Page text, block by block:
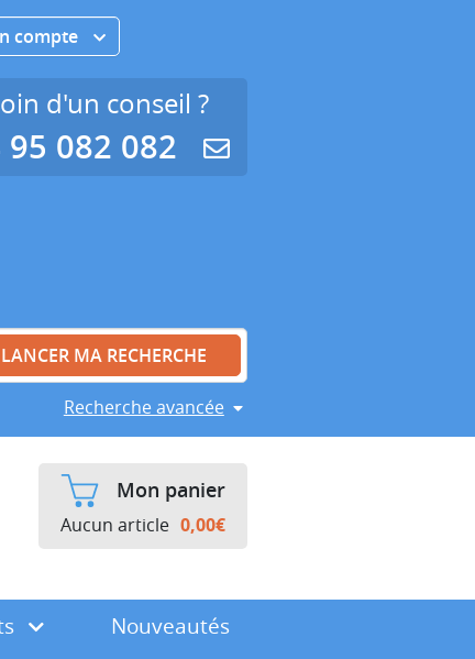
Recherche avancée
compte
d'un conseil ?
082 082
Mon panier
Aucun article 0,00€
Nouveautés